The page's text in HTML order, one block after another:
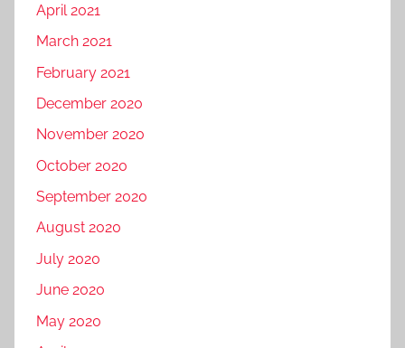
April 2021
March 2021
February 2021
December 2020
November 2020
October 2020
September 2020
August 2020
July 2020
June 2020
May 2020